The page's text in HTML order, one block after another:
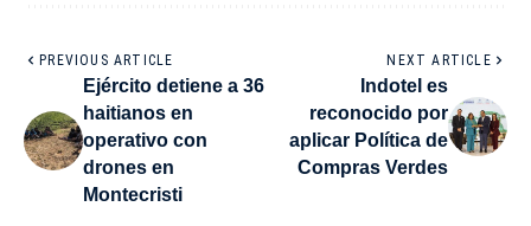
PREVIOUS ARTICLE
Ejército detiene a 36
haitianos en
operativo con
drones en
Montecristi
NEXT ARTICLE
Indotel es
reconocido por
aplicar Política de
Compras Verdes